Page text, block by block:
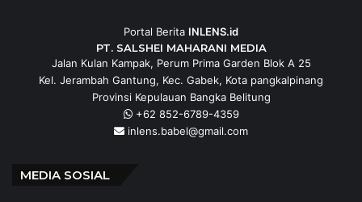
Portal Berita INLENS.id
PT. SALSHEI MAHARANI MEDIA
Jalan Kulan Kampak, Perum Prima Garden Blok A 25
Kel. Jerambah Gantung, Kec. Gabek, Kota pangkalpinang
Provinsi Kepulauan Bangka Belitung
+62 852-6789-4359
inlens.babel@gmail.com
MEDIA SOSIAL